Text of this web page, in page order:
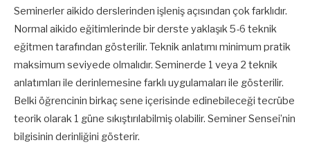
Seminerler aikido derslerinden işleniş açısından çok farklıdır.
Normal aikido eğitimlerinde bir derste yaklaşık 5-6 teknik
eğitmen tarafından gösterilir. Teknik anlatımı minimum pratik
maksimum seviyede olmalıdır. Seminerde 1 veya 2 teknik
anlatımları ile derinlemesine farklı uygulamaları ile gösterilir.
Belki öğrencinin birkaç sene içerisinde edinebileceği tecrübe
teorik olarak 1 güne sıkıştırılabilmiş olabilir. Seminer Sensei’nin
bilgisinin derinliğini gösterir.